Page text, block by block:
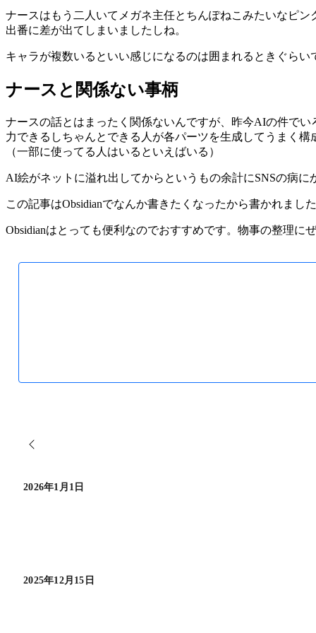
ナースはもう二人いてメガネ主任とちんぽねこみたいなピ
出番に差が出てしまいましたしね。
キャラが複数いるといい感じになるのは囲まれるときぐら
ナースと関係ない事柄
ナースの話とはまったく関係ないんですが、昨今AIの件で
力できるしちゃんとできる人が各パーツを生成してうまく
（一部に使ってる人はいるといえばいる）
AI絵がネットに溢れ出してからというもの余計にSNSの病
この記事はObsidianでなんか書きたくなったから書かれまし
Obsidianはとっても便利なのでおすすめです。物事の整理に
2026年1月1日
2025年12月15日